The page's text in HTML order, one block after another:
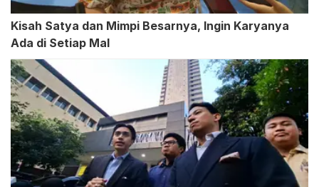
Kisah Satya dan Mimpi Besarnya, Ingin Karyanya
Ada di Setiap Mal